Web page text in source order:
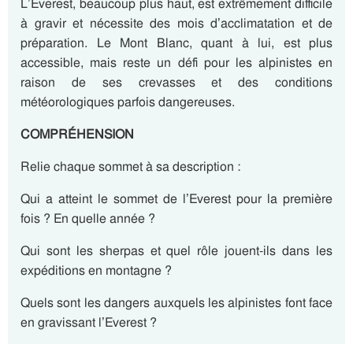
L’Everest, beaucoup plus haut, est extrêmement difficile
à gravir et nécessite des mois d’acclimatation et de
préparation. Le Mont Blanc, quant à lui, est plus
accessible, mais reste un défi pour les alpinistes en
raison de ses crevasses et des conditions
météorologiques parfois dangereuses.
COMPRÉHENSION
Relie chaque sommet à sa description :
Qui a atteint le sommet de l’Everest pour la première
fois ? En quelle année ?
Qui sont les sherpas et quel rôle jouent-ils dans les
expéditions en montagne ?
Quels sont les dangers auxquels les alpinistes font face
en gravissant l’Everest ?